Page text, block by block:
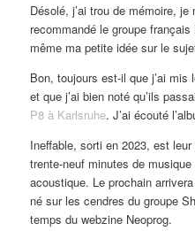
Désolé, j’ai trou de mémoire,
recommandé le groupe
même ma petite idée sur le
Bon, toujours est-il que j’ai
et que j’ai bien noté qu’ils
P8 à Karlsruhe. J’ai écouté
Ineffable, sorti en 2023, est
trente-neuf minutes de
acoustique. Le prochain
né sur les cendres du groupe
temps du webzine Neoprog.